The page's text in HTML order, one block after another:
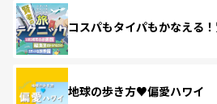
コスパもタイパもかなえる
地球の歩き方♥偏愛ハワイ